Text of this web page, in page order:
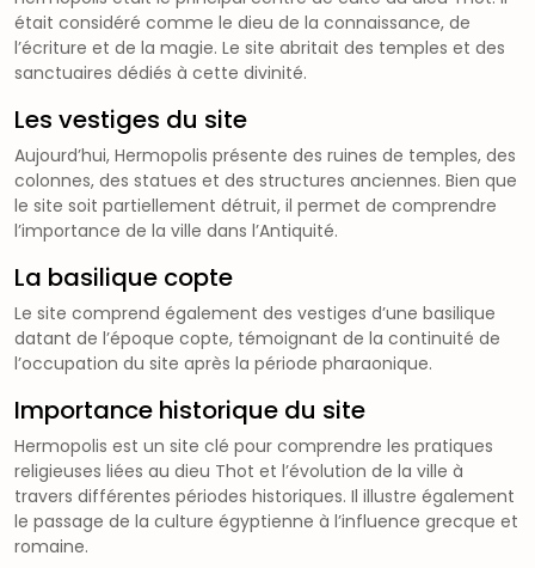
était considéré comme le dieu de la connaissance, de
l’écriture et de la magie. Le site abritait des temples et des
sanctuaires dédiés à cette divinité.
Les vestiges du site
Aujourd’hui, Hermopolis présente des ruines de temples, des
colonnes, des statues et des structures anciennes. Bien que
le site soit partiellement détruit, il permet de comprendre
l’importance de la ville dans l’Antiquité.
La basilique copte
Le site comprend également des vestiges d’une basilique
datant de l’époque copte, témoignant de la continuité de
l’occupation du site après la période pharaonique.
Importance historique du site
Hermopolis est un site clé pour comprendre les pratiques
religieuses liées au dieu Thot et l’évolution de la ville à
travers différentes périodes historiques. Il illustre également
le passage de la culture égyptienne à l’influence grecque et
romaine.